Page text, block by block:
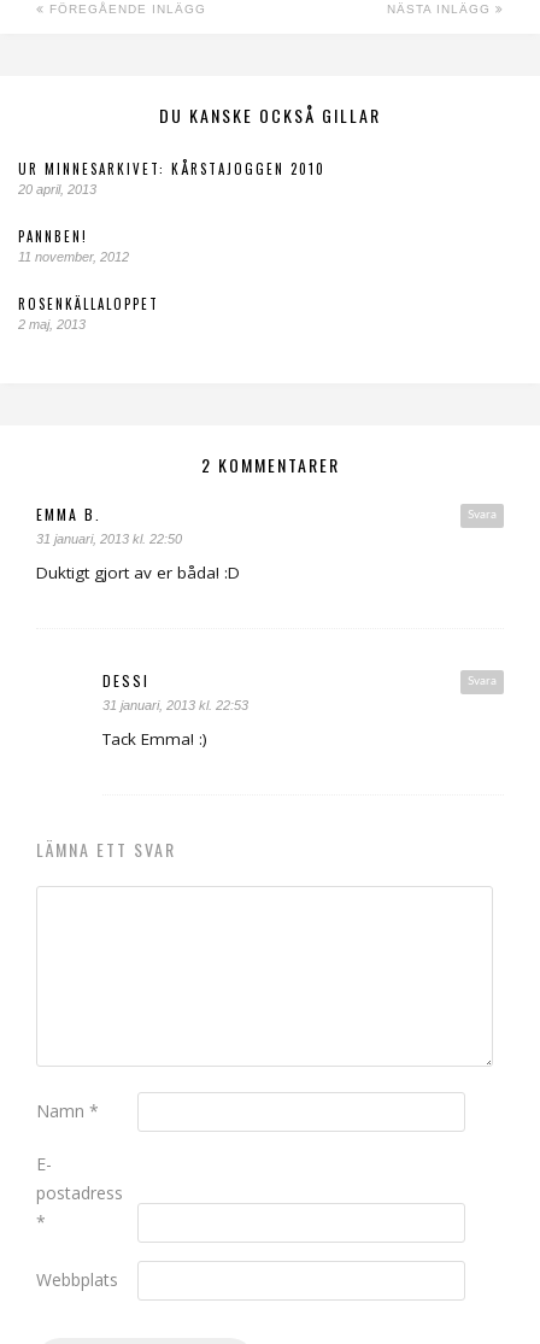
FÖREGÅENDE INLÄGG NÄSTA INLÄGG
DU KANSKE OCKSÅ GILLAR
UR MINNESARKIVET: KÅRSTAJOGGEN 2010
20 april, 2013
PANNBEN!
11 november, 2012
ROSENKÄLLALOPPET
2 maj, 2013
2 KOMMENTARER
Svara
EMMA B.
31 januari, 2013 kl. 22:50
Duktigt gjort av er båda! :D
Svara
DESSI
31 januari, 2013 kl. 22:53
Tack Emma! :)
LÄMNA ETT SVAR
Namn *
E-
postadress
*
Webbplats